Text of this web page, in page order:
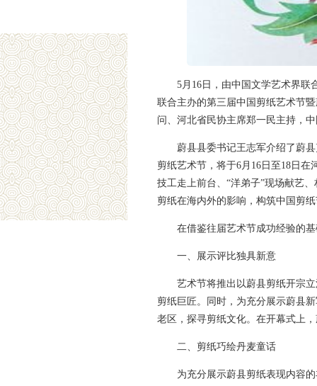
5月16日，由中国文学艺术界联
联合主办的第三届中国剪纸艺术节
问、河北省民协主席郑一民主持，
蔚县县委书记王志军介绍了蔚
剪纸艺术节，将于6月16日至18日
技工走上前台、“洋弟子”现场献艺
剪纸在海内外的影响，构筑中国剪
在借鉴往届艺术节成功经验的
一、展示评比独具新意
艺术节将推出以蔚县剪纸开宗
剪纸巨匠。同时，为充分展示蔚县
老区，探寻剪纸文化。在开幕式上
二、剪纸巧绘丹麦童话
为充分展示蔚县剪纸表现内容